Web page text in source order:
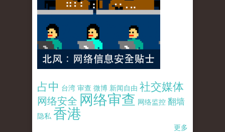
占中 台湾 审查 微博 新闻自由 社交媒体
网络安全 网络审查 网络监控 翻墙
隐私 香港
更多